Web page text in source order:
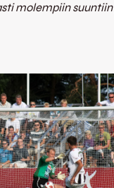
molempiin